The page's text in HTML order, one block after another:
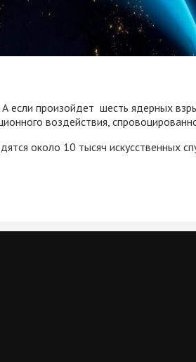
если произойдет шесть ядерных
воздействия,
около 10 тысяч искусственных